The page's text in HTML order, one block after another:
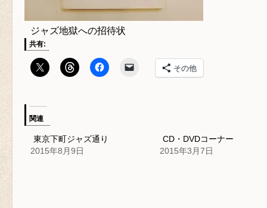
ジャズ地獄への招待状
共有:
その他
関連
東京下町ジャズ通り
2015年8月9日
CD・DVDコーナー
2015年3月7日